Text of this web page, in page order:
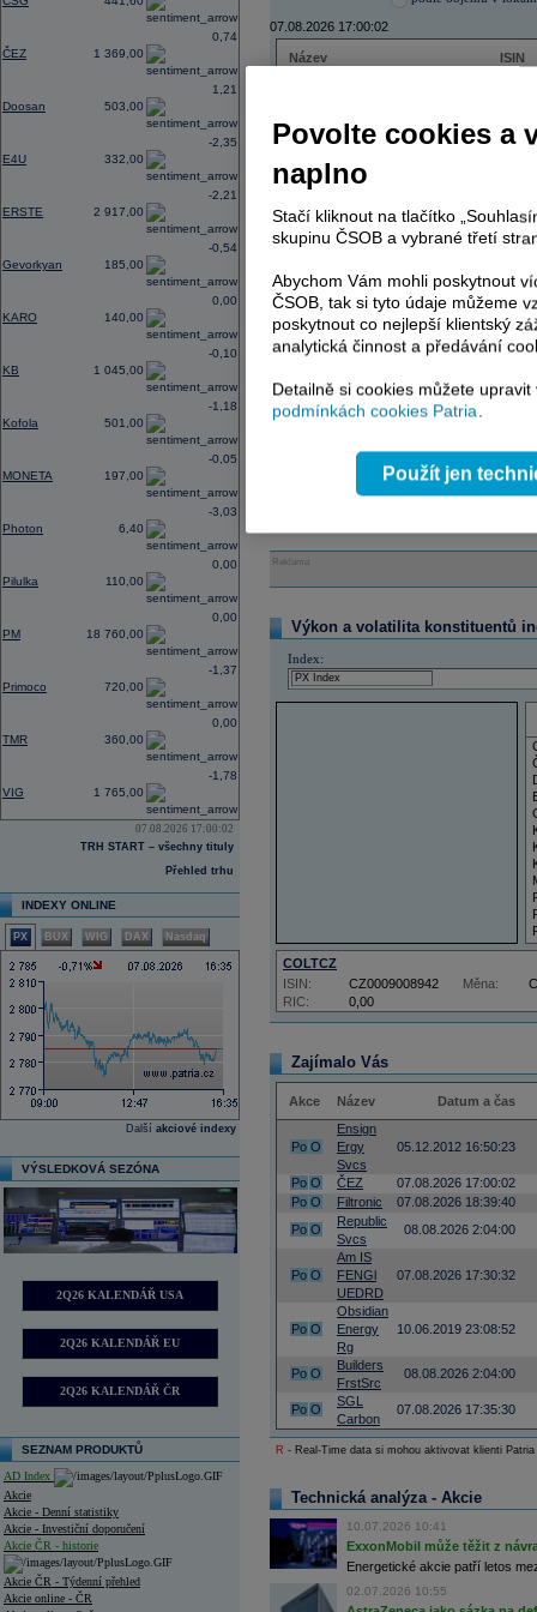
ČEZ 1 369,00
0,74
Doosan 503,00
1,21
E4U 332,00
-2,35
ERSTE 2 917,00
-2,21
Gevorkyan 185,00
-0,54
KARO 140,00
0,00
KB 1 045,00
-0,10
Kofola 501,00
-1,18
MONETA 197,00
-0,05
Photon 6,40
-3,03
Pilulka 110,00
0,00
PM 18 760,00
0,00
Primoco 720,00
-1,37
TMR 360,00
0,00
VIG 1 765,00
-1,78
07.08.2026 17:00:02
TRH START – všechny tituly
Přehled trhu
INDEXY ONLINE
PX BUX WIG DAX Nasdaq
Další akciové indexy
VÝSLEDKOVÁ SEZÓNA
2Q26 KALENDÁŘ USA
2Q26 KALENDÁŘ EU
2Q26 KALENDÁŘ ČR
SEZNAM PRODUKTŮ
AD Index
Akcie
Akcie - Denní statistiky
Akcie - Investiční doporučení
Akcie ČR - historie
Akcie ČR - Týdenní přehled
Akcie online - ČR
07.08.2026 17:00:02
Název
ISIN
ERSTE BANK
TMR
AD index - vývoj
Region
Reklama
Výkon a volatilita konstituentů
Index:
COLTCZ
RIC: 0,00
ISIN: CZ0009008942 Měna:
Zajímalo Vás
Akce Název Datum a čas
Po O
Ensign
Ergy
Svcs
05.12.2012 16:50:23
Po O ČEZ
07.08.2026 17:00:02
Po O Filtronic
07.08.2026 18:39:40
Po O
Republic
Svcs
08.08.2026 2:04:00
Po O
Am IS
FENGl
UEDRD
07.08.2026 17:30:32
Po O
Obsidian
Energy
Rg
10.06.2019 23:08:52
Po O
Builders
FrstSrc
08.08.2026 2:04:00
Po O
SGL
Carbon
07.08.2026 17:35:30
R - Real-Time data si mohou aktivovat klienti
Technická analýza - Akcie
10.07.2026 10:41
ExxonMobil může těžit z
Energetické akcie patří letos
02.07.2026 10:55
Povolte cookies a
naplno
Stačí kliknout na tlačítko
skupinu ČSOB a vybrané třetí
Abychom Vám mohli poskytnout
ČSOB, tak si tyto údaje můžeme
poskytnout co nejlepší klientský
analytická činnost a předávání
Detailně si cookies můžete
podmínkách cookies Patria.
Použít jen